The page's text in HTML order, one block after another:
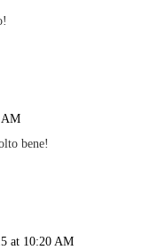
AM
bene!
at 10:20 AM